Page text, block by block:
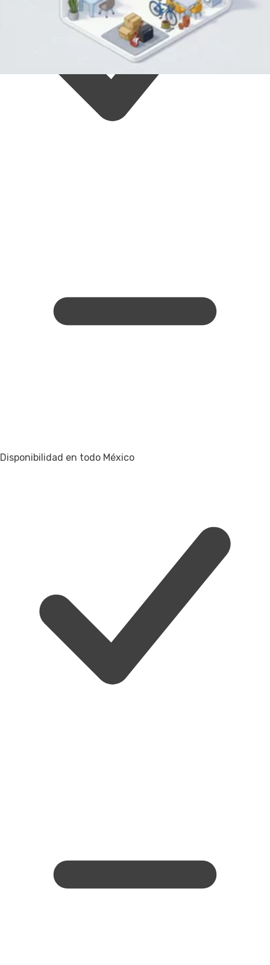
Disponibilidad en todo México